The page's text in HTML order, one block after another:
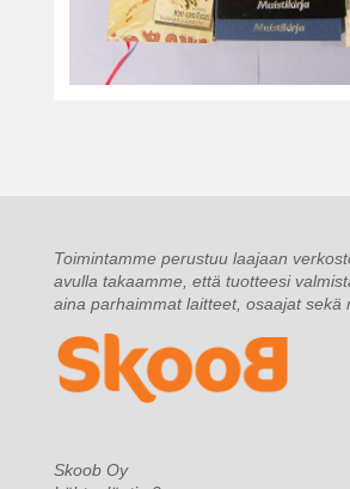
Toimintamme perustuu laajaan
avulla takaamme, että tuotteesi
aina parhaimmat laitteet, osaajat sekä
Skoob Oy